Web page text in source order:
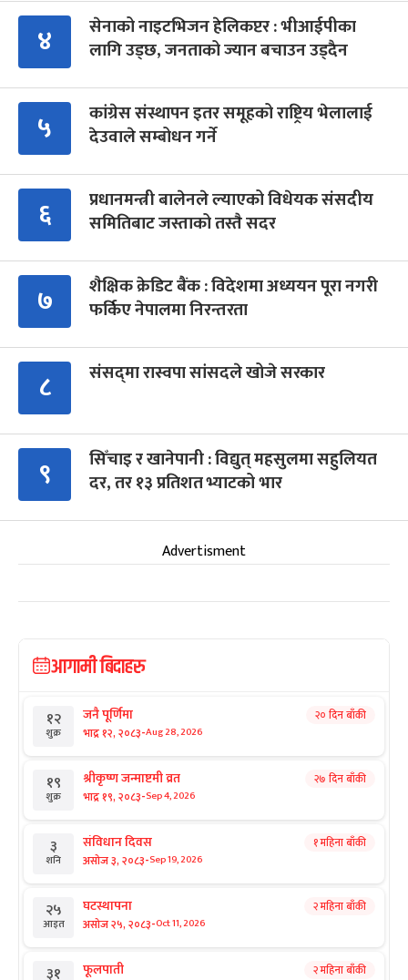
४
सेनाको नाइटभिजन हेलिकप्टर : भीआईपीका
लागि उड्छ, जनताको ज्यान बचाउन उड्दैन
५
कांग्रेस संस्थापन इतर समूहको राष्ट्रिय भेलालाई
देउवाले सम्बोधन गर्ने
६
प्रधानमन्त्री बालेनले ल्याएको विधेयक संसदीय
समितिबाट जस्ताको तस्तै सदर
७
शैक्षिक क्रेडिट बैंक : विदेशमा अध्ययन पूरा नगरी
फर्किए नेपालमा निरन्तरता
८ संसद्‍मा रास्वपा सांसदले खोजे सरकार
९
सिँचाइ र खानेपानी : विद्युत् महसुलमा सहुलियत
दर, तर १३ प्रतिशत भ्याटको भार
Advertisment
आगामी बिदाहरु
१२
शुक्र
जनै पूर्णिमा
भाद्र १२, २०८३-Aug 28, 2026
२० दिन बाँकी
१९
शुक्र
श्रीकृष्ण जन्माष्टमी व्रत
भाद्र १९, २०८३-Sep 4, 2026
२७ दिन बाँकी
३
शनि
संविधान दिवस
असोज ३, २०८३-Sep 19, 2026
१ महिना बाँकी
२५
आइत
घटस्थापना
असोज २५, २०८३-Oct 11, 2026
२ महिना बाँकी
३१ फूलपाती २ महिना बाँकी